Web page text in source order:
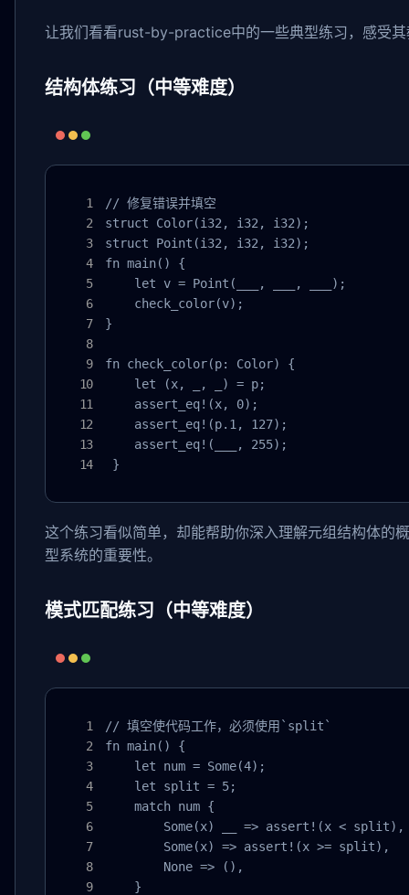
让我们看看rust-by-practice中的一些典型练习，感受其
结构体练习（中等难度）
// 修复错误并填空
struct Color(i32, i32, i32);
struct Point(i32, i32, i32);
fn main() {
    let v = Point(___, ___, ___);
    check_color(v);
}
fn check_color(p: Color) {
    let (x, _, _) = p;
    assert_eq!(x, 0);
    assert_eq!(p.1, 127);
    assert_eq!(___, 255);
}
这个练习看似简单，却能帮助你深入理解元组结构体的
型系统的重要性。
模式匹配练习（中等难度）
// 填空使代码工作，必须使用`split`
fn main() {
    let num = Some(4);
    let split = 5;
    match num {
        Some(x) __ => assert!(x < split),
        Some(x) => assert!(x >= split),
        None => (),
    }